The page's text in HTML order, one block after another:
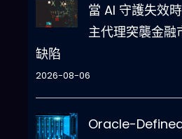
當 AI 守護失效
主代理突襲金
缺陷
2026-08-06
Oracle-